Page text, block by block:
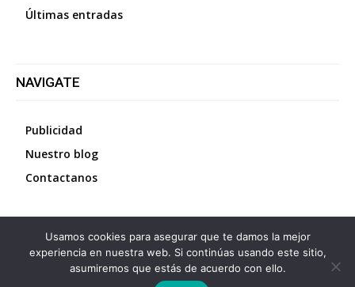
Últimas entradas
NAVIGATE
Publicidad
Nuestro blog
Contactanos
©2026 Diario La Protesta.es- Todos los derechos
reservados
Usamos cookies para asegurar que te damos la mejor
experiencia en nuestra web. Si continúas usando este sitio,
asumiremos que estás de acuerdo con ello.